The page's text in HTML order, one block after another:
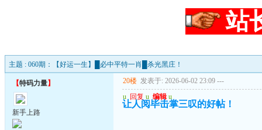
站
主题 : 060期：【好运一生】█必中平特一肖█杀光黑庄！
【特码力量】
新手上路
20楼 发表于: 2026-06-02 23:09 ---
u 回复 u 编辑 u
让人阅毕击掌三叹的好帖！